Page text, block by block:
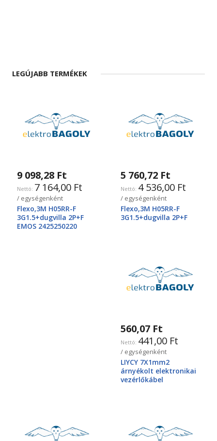
LEGÚJABB TERMÉKEK
9 098,28 Ft
7 164,00 Ft
/ egységenként
Flexo,3M H05RR-F
3G1.5+dugvilla 2P+F
EMOS 2425250220
5 760,72 Ft
4 536,00 Ft
/ egységenként
Flexo,3M H05RR-F
3G1.5+dugvilla 2P+F
560,07 Ft
441,00 Ft
/ egységenként
LIYCY 7X1mm2
árnyékolt elektronikai
vezérlőkábel